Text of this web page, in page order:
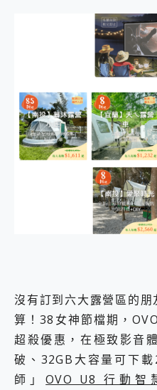
沒有訂到六大露營區的
算！38女神節檔期，
超殺優惠，在極致影音
破、32GB大容量可下
師」OVO U8 行動智